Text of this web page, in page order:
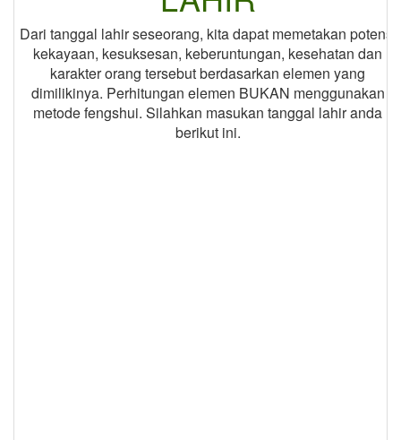
Dari tanggal lahir seseorang, kita dapat memetakan potensi
kekayaan, kesuksesan, keberuntungan, kesehatan dan
karakter orang tersebut berdasarkan elemen yang
dimilikinya. Perhitungan elemen BUKAN menggunakan
metode fengshui. Silahkan masukan tanggal lahir anda
berikut ini.